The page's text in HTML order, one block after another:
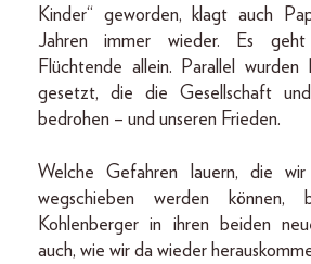
Kinder“ geworden, klagt auch
Jahren immer wieder. Es
Flüchtende allein. Parallel wurden
gesetzt, die die Gesellschaft
bedrohen – und unseren Frieden.
Welche Gefahren lauern, die
wegschieben werden können,
Kohlenberger in ihren beiden
auch, wie wir da wieder